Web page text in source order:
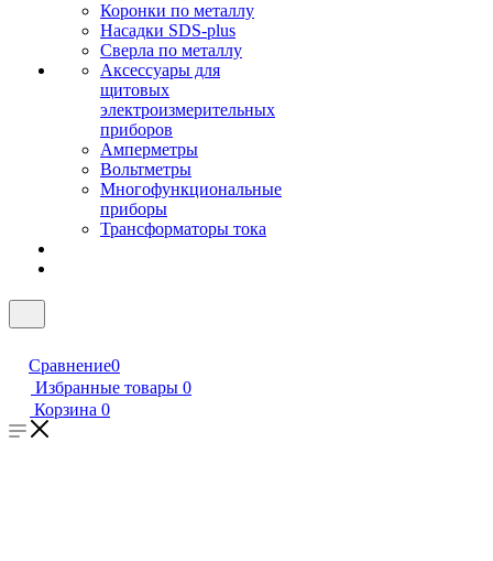
Коронки по металлу
Насадки SDS-plus
Сверла по металлу
Аксессуары для
щитовых
электроизмерительных
приборов
Амперметры
Вольтметры
Многофункциональные
приборы
Трансформаторы тока
Сравнение0
Избранные товары 0
Корзина 0